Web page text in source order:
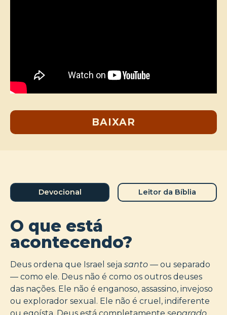
BAIXAR
Devocional Leitor da Bíblia
O que está
acontecendo?
Deus ordena que Israel seja santo — ou separado
— como ele. Deus não é como os outros deuses
das nações. Ele não é enganoso, assassino, invejoso
ou explorador sexual. Ele não é cruel, indiferente